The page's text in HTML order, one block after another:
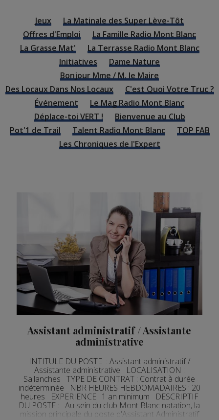
Jeux
La Matinale des Super Lève-Tôt
Offres d'Emploi
La Famille Radio Mont Blanc
La Grasse Mat'
La Terrasse Radio Mont Blanc
Initiatives
Dame Nature
Bonjour Mme / M. le Maire
Des Locaux Dans Nos Locaux
C'est Quoi Votre Truc ?
Événement
Le Mag Radio Mont Blanc
Déplace-toi VERT !
Bienvenue au Club
Pot'1 de Trail
Talent Radio Mont Blanc
TOP FAB
Les Chroniques de l'Expert
Assistant administratif / Assistante
administrative
INTITULE DU POSTE : Assistant administratif /
Assistante administrative LOCALISATION :
Sallanches TYPE DE CONTRAT : Contrat à durée
indéterminée NBR HEURES HEBDOMADAIRES : 20
heures EXPERIENCE : 1 an minimum DESCRIPTIF
DU POSTE : Au sein du club Mont Blanc natation, la
mission principale du poste d'Assistant Administratif